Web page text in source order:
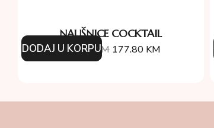
NAUŠNICE COCKTAIL
254.00KM 177.80 KM
DODAJ U KORPU